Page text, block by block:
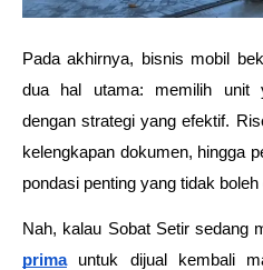
Pada akhirnya, bisnis mobil
dua hal utama: memilih unit
dengan strategi yang efektif.
kelengkapan dokumen, hingga
pondasi penting yang tidak boleh
Nah, kalau Sobat Setir sedang
prima untuk dijual kembali